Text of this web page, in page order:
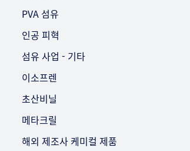
PVA 섬유
인공 피혁
섬유 사업 - 기타
이소프렌
초산비닐
메타크릴
해외 제조사 케미컬 제품